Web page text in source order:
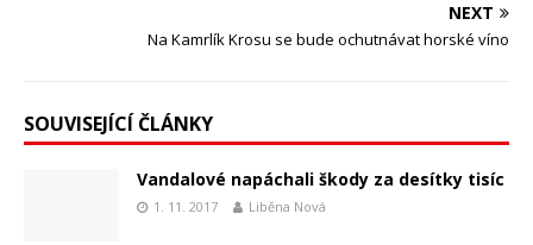
NEXT
Na Kamrlík Krosu se bude ochutnávat horské víno
SOUVISEJÍCÍ ČLÁNKY
Vandalové napáchali škody za desítky tisíc
1. 11. 2017 Liběna Nová